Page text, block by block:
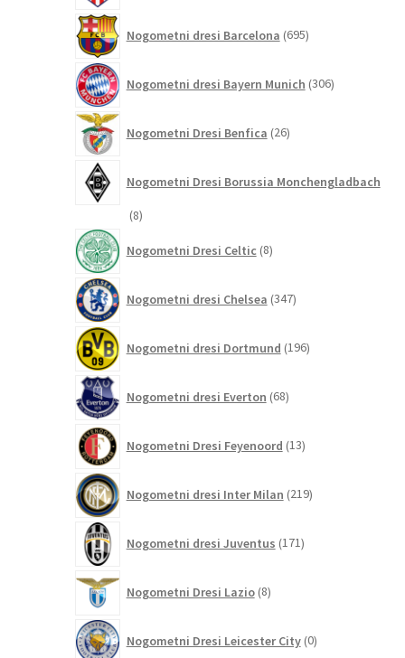
Nogometni dresi Barcelona 695izdelkov
Nogometni dresi Bayern Munich 306izdelkov
Nogometni Dresi Benfica 26izdelkov
Nogometni Dresi Borussia Monchengladbach
88
Nogometni Dresi Celtic 8izdelkov
Nogometni dresi Chelsea 347izdelkov
Nogometni dresi Dortmund 196izdelkov
Nogometni dresi Everton 68izdelkov
Nogometni Dresi Feyenoord 13izdelkov
Nogometni dresi Inter Milan 219izdelkov
Nogometni dresi Juventus 171izdelkov
Nogometni Dresi Lazio 8izdelkov
Nogometni Dresi Leicester City 0izdelkov